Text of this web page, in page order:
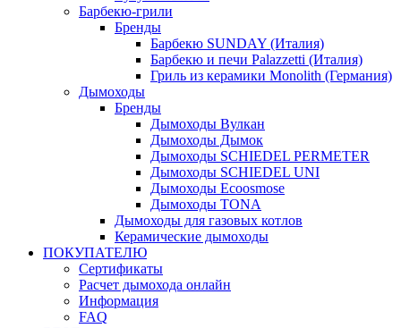
Барбекю-грили
Бренды
Барбекю SUNDAY (Италия)
Барбекю и печи Palazzetti (Италия)
Гриль из керамики Monolith (Германия)
Дымоходы
Бренды
Дымоходы Вулкан
Дымоходы Дымок
Дымоходы SCHIEDEL PERMETER
Дымоходы SCHIEDEL UNI
Дымоходы Ecoosmose
Дымоходы TONA
Дымоходы для газовых котлов
Керамические дымоходы
ПОКУПАТЕЛЮ
Сертификаты
Расчет дымохода онлайн
Информация
FAQ